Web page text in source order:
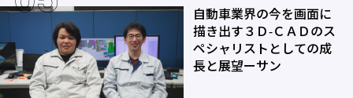
自動車業界の今を画面に
描き出す３Ｄ-ＣＡＤのス
ペシャリストとしての成
長と展望ーサン